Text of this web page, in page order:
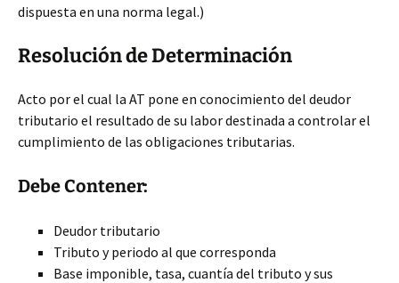
dispuesta en una norma legal.)
Resolución de Determinación
Acto por el cual la AT pone en conocimiento del deudor
tributario el resultado de su labor destinada a controlar el
cumplimiento de las obligaciones tributarias.
Debe Contener:
Deudor tributario
Tributo y periodo al que corresponda
Base imponible, tasa, cuantía del tributo y sus